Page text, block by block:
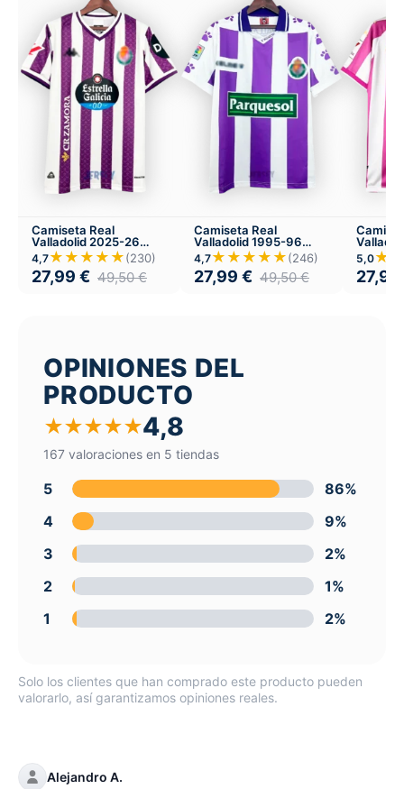
Camiseta Real
Valladolid 2025-26
Local
4,7★★★★★(230)
27,99 € 49,50€
Camiseta Real
Valladolid 1995-96
Local
4,7★★★★★(246)
27,99 € 49,50€
Local
5,0
27,99
OPINIONES DEL
PRODUCTO
★★★★★4,8
167 valoraciones en 5 tiendas
5
86%
4
9%
3
2%
2
1%
1
2%
Solo los clientes que han comprado este producto pueden
valorarlo, así garantizamos opiniones reales.
Alejandro A.